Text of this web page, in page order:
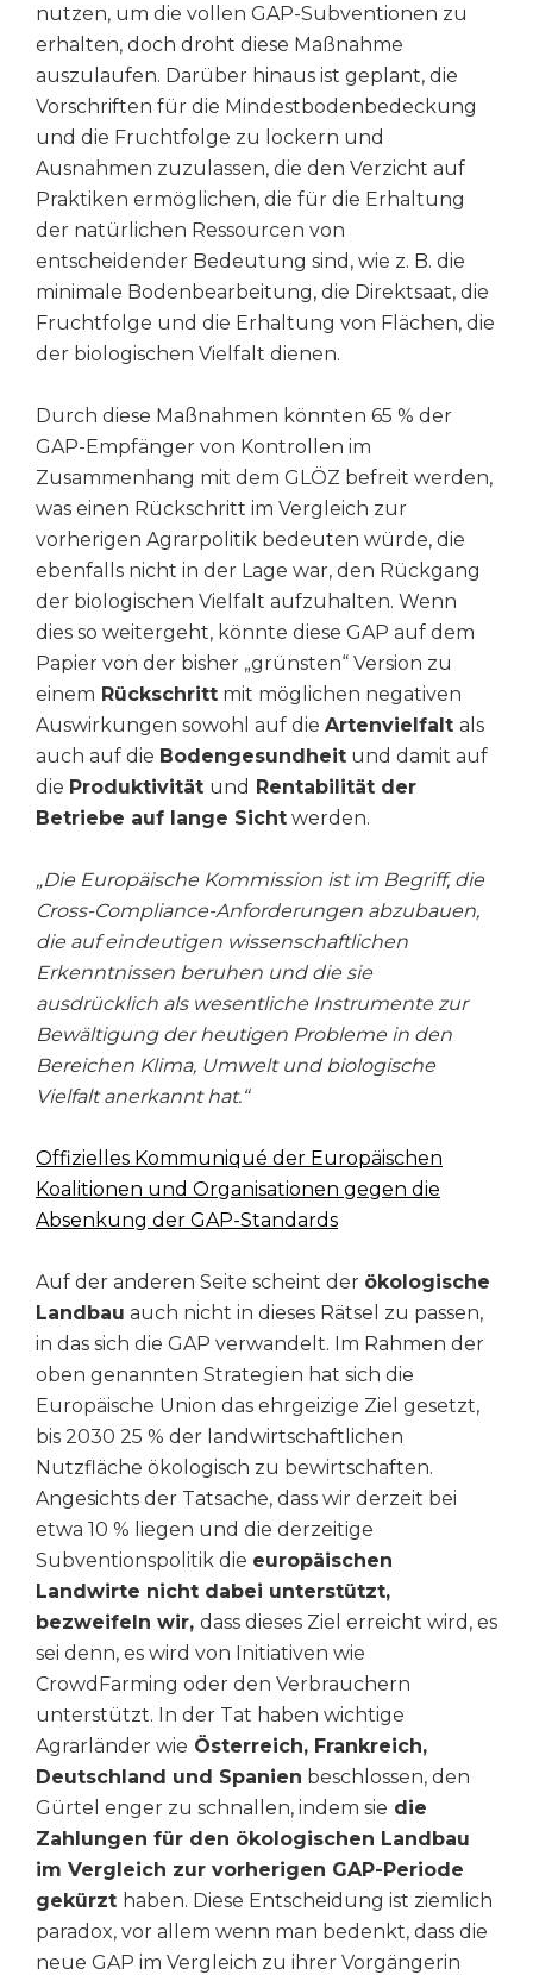
nutzen, um die vollen GAP-Subventionen zu
erhalten, doch droht diese Maßnahme
auszulaufen. Darüber hinaus ist geplant, die
Vorschriften für die Mindestbodenbedeckung
und die Fruchtfolge zu lockern und
Ausnahmen zuzulassen, die den Verzicht auf
Praktiken ermöglichen, die für die Erhaltung
der natürlichen Ressourcen von
entscheidender Bedeutung sind, wie z. B. die
minimale Bodenbearbeitung, die Direktsaat, die
Fruchtfolge und die Erhaltung von Flächen, die
der biologischen Vielfalt dienen.
Durch diese Maßnahmen könnten 65 % der
GAP-Empfänger von Kontrollen im
Zusammenhang mit dem GLÖZ befreit werden,
was einen Rückschritt im Vergleich zur
vorherigen Agrarpolitik bedeuten würde, die
ebenfalls nicht in der Lage war, den Rückgang
der biologischen Vielfalt aufzuhalten. Wenn
dies so weitergeht, könnte diese GAP auf dem
Papier von der bisher „grünsten“ Version zu
einem Rückschritt mit möglichen negativen
Auswirkungen sowohl auf die Artenvielfalt als
auch auf die Bodengesundheit und damit auf
die Produktivität und Rentabilität der
Betriebe auf lange Sicht werden.
„Die Europäische Kommission ist im Begriff, die
Cross-Compliance-Anforderungen abzubauen,
die auf eindeutigen wissenschaftlichen
Erkenntnissen beruhen und die sie
ausdrücklich als wesentliche Instrumente zur
Bewältigung der heutigen Probleme in den
Bereichen Klima, Umwelt und biologische
Vielfalt anerkannt hat.“
Offizielles Kommuniqué der Europäischen
Koalitionen und Organisationen gegen die
Absenkung der GAP-Standards
Auf der anderen Seite scheint der ökologische
Landbau auch nicht in dieses Rätsel zu passen,
in das sich die GAP verwandelt. Im Rahmen der
oben genannten Strategien hat sich die
Europäische Union das ehrgeizige Ziel gesetzt,
bis 2030 25 % der landwirtschaftlichen
Nutzfläche ökologisch zu bewirtschaften.
Angesichts der Tatsache, dass wir derzeit bei
etwa 10 % liegen und die derzeitige
Subventionspolitik die europäischen
Landwirte nicht dabei unterstützt,
bezweifeln wir, dass dieses Ziel erreicht wird, es
sei denn, es wird von Initiativen wie
CrowdFarming oder den Verbrauchern
unterstützt. In der Tat haben wichtige
Agrarländer wie Österreich, Frankreich,
Deutschland und Spanien beschlossen, den
Gürtel enger zu schnallen, indem sie die
Zahlungen für den ökologischen Landbau
im Vergleich zur vorherigen GAP-Periode
gekürzt haben. Diese Entscheidung ist ziemlich
paradox, vor allem wenn man bedenkt, dass die
neue GAP im Vergleich zu ihrer Vorgängerin